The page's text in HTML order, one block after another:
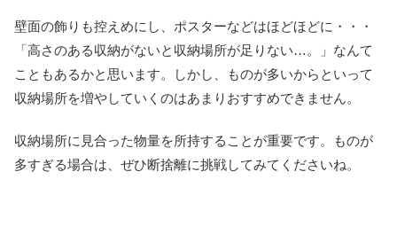
壁面の飾りも控えめにし、ポスターなどはほどほどに・・・
「高さのある収納がないと収納場所が足りない…。」なんて
こともあるかと思います。しかし、ものが多いからといって
収納場所を増やしていくのはあまりおすすめできません。
収納場所に見合った物量を所持することが重要です。ものが
多すぎる場合は、ぜひ断捨離に挑戦してみてくださいね。